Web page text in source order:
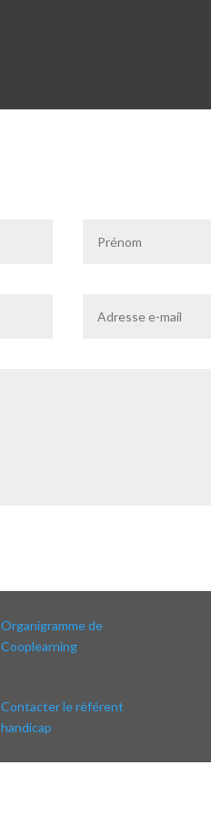
Organigramme de
Cooplearning
Contacter le référent
handicap